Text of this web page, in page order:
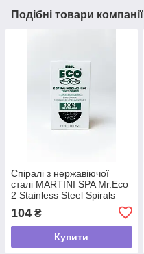
Подібні товари компанії
Спіралі з нержавіючої
сталі MARTINI SPA Mr.Eco
2 Stainless Steel Spirals
Recyclable без запаху, 2
шт
104 ₴
Купити